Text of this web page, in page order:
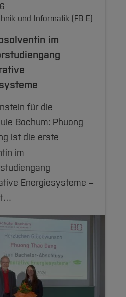
und Informatik (FB E)
im
für die
Bochum: Phuong
ist die erste
im
Energiesysteme –